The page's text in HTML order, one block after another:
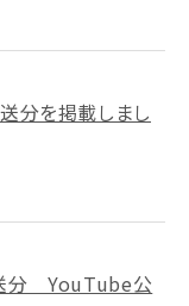
分を掲載しまし
送分 YouTube公